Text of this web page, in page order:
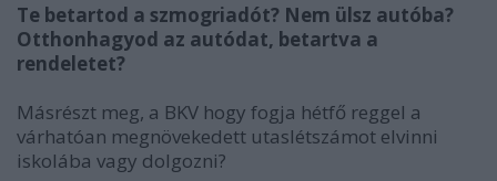
Te betartod a szmogriadót? Nem ülsz autóba?
Otthonhagyod az autódat, betartva a
rendeletet?
Másrészt meg, a BKV hogy fogja hétfő reggel a
várhatóan megnövekedett utaslétszámot elvinni
iskolába vagy dolgozni?